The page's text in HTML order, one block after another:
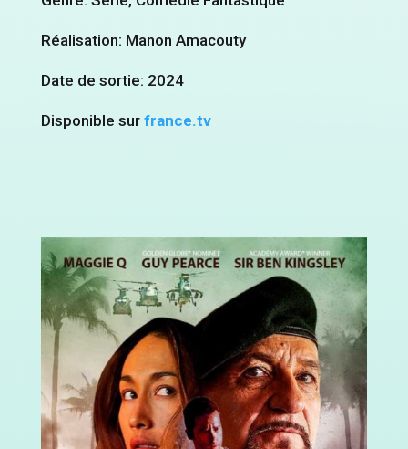
Réalisation: Manon Amacouty
Date de sortie: 2024
Disponible sur france.tv